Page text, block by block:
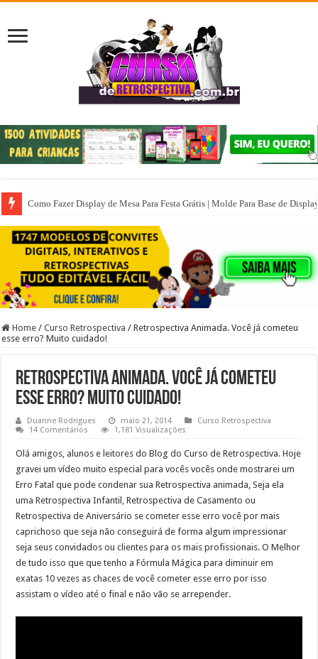
Como Fazer Display de Mesa Para Festa Grátis | Molde Para Base de
Home / Curso Retrospectiva / Retrospectiva Animada. Você já cometeu
esse erro? Muito cuidado!
Retrospectiva Animada. Você já cometeu
esse erro? Muito cuidado!
Duanne Rodrigues maio 21, 2014
Curso Retrospectiva
14 Comentários
1,181 Visualizações
Olá amigos, alunos e leitores do Blog do Curso de Retrospectiva. Hoje
gravei um vídeo muito especial para vocês vocês onde mostrarei um
Erro Fatal que pode condenar sua Retrospectiva animada, Seja ela
uma Retrospectiva Infantil, Retrospectiva de Casamento ou
Retrospectiva de Aniversário se cometer esse erro você por mais
caprichoso que seja não conseguirá de forma algum impressionar
seja seus convidados ou clientes para os mais profissionais. O Melhor
de tudo isso que que tenho a Fórmula Mágica para diminuir em
exatas 10 vezes as chaces de você cometer esse erro por isso
assistam o vídeo até o final e não vão se arrepender.